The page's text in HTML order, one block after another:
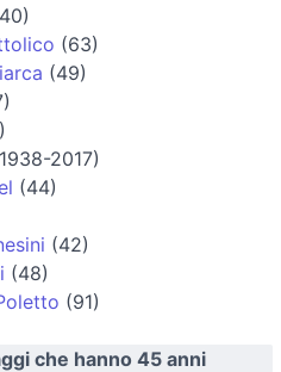
(63)
(49)
2017)
(44)
(42)
(48)
(91)
che hanno 45 anni